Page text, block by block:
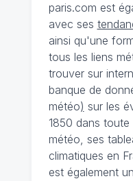
paris.com est
avec ses
ainsi qu'une
tous les liens
trouver sur
banque de
météo) sur les
1850 dans
météo, ses
climatiques en
est également